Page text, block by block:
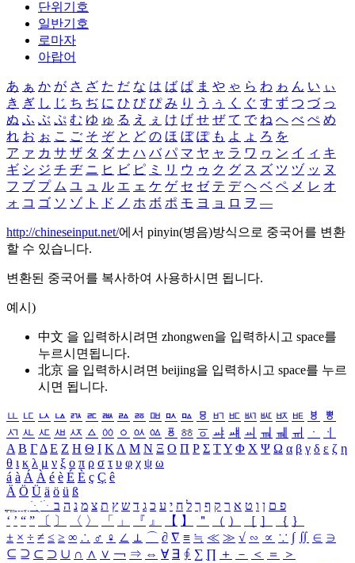
단위기호
일반기호
로마자
아랍어
あ ぁ か が さ ざ た だ な は ば ぱ ま や ゃ ら わ ゎ ん い ぃ
き ぎ し じ ち ぢ に ひ び ぴ み り う ぅ く ぐ す ず つ づ っ
ぬ ふ ぶ ぷ む ゆ ゅ る え ぇ け げ せ ぜ て で ね へ べ ぺ め
れ お ぉ こ ご そ ぞ と ど の ほ ぼ ぽ も よ ょ ろ を
ア ァ カ サ ザ タ ダ ナ ハ バ パ マ ヤ ャ ラ ワ ヮ ン イ ィ キ
ギ シ ジ チ ヂ ニ ヒ ビ ピ ミ リ ウ ゥ ク グ ス ズ ツ ヅ ッ ヌ
フ ブ プ ム ユ ュ ル エ ェ ケ ゲ セ ゼ テ デ ヘ ベ ペ メ レ オ
ォ コ ゴ ソ ゾ ト ド ノ ホ ボ ポ モ ヨ ョ ロ ヲ ―
http://chineseinput.net/에서 pinyin(병음)방식으로 중국어를 변환
할 수 있습니다.
변환된 중국어를 복사하여 사용하시면 됩니다.
예시)
中文 을 입력하시려면 zhongwen을 입력하시고 space를
누르시면됩니다.
北京 을 입력하시려면 beijing을 입력하시고 space를 누르
시면 됩니다.
ㅥ ㅦ ㅧ ㅨ ㅩ ㅪ ㅫ ㅬ ㅭ ㅮ ㅯ ㅰ ㅱ ㅲ ㅳ ㅴ ㅵ ㅶ ㅷ ㅸ
ㅹ
ㅺ ㅻ ㅼ ㅽ ㅾ ㅿ ㆀ ㆁ ㆂ ㆃ ㆄ ㆅ ㆆ ㆇ ㆈ ㆉ ㆊ ㆋ ㆌ ㆍ
ㆎ
Α Β ΓΔ Ε Ζ Η Θ Ι ΚΛ Μ Ν Ξ Ο Π Ρ Σ ΤΥ Φ Χ Ψ Ω α β γ δ ε ζ η
θ ι κ λ μ ν ξ ο π ρ σ τ υ φ χ ψ ω
á à Á À é è É È ç Ç ê
Ä Ö Ü ä ö ü ß
ִֶֹ ֻּ ׁׂ פ ם ן ו ט א ר ק ף ך ל ח י ע כ ג ד ש ץ ת צ מ נ ה ב
‘ ’ “ ” 〔 〕 〈 〉 「 」 『 』 【 】 ＂ （ ） ［ ］ ｛ ｝
± × ÷ ≠ ≤ ≥ ∞ ∴ ♂ ♀ ∠ ⊥ ⌒ ∂ ∇ ≡ ≒ ≪ ≫ √ ∽ ∝ ∵ ∫ ∬ ∈ ∋
⊆ ⊇ ⊂ ⊃ ∪ ∩ ∧ ∨ ￢ ⇒ ⇔ ∀ ∃ ∮ ∑ ∏ ＋ － ＜ ＝
＞